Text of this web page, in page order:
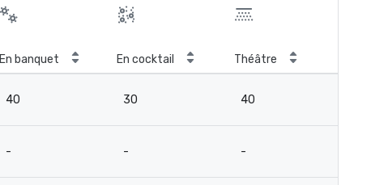
En banquet En cocktail Théâtre
40 30 40
- - -